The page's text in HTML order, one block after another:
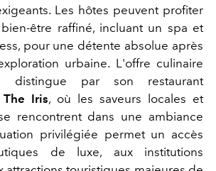
Les hôtes peuvent profiter
être raffiné, incluant un spa et
pour une détente absolue après
urbaine. L'offre culinaire
par son restaurant
The Iris, où les saveurs locales et
rencontrent dans une ambiance
privilégiée permet un accès
de luxe, aux institutions